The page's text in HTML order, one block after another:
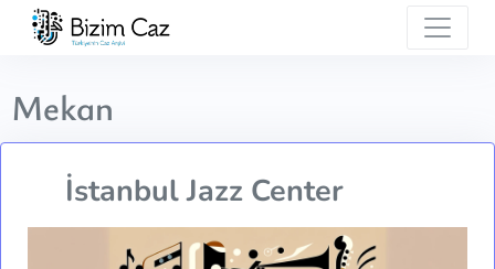
Mekan
İstanbul Jazz Center